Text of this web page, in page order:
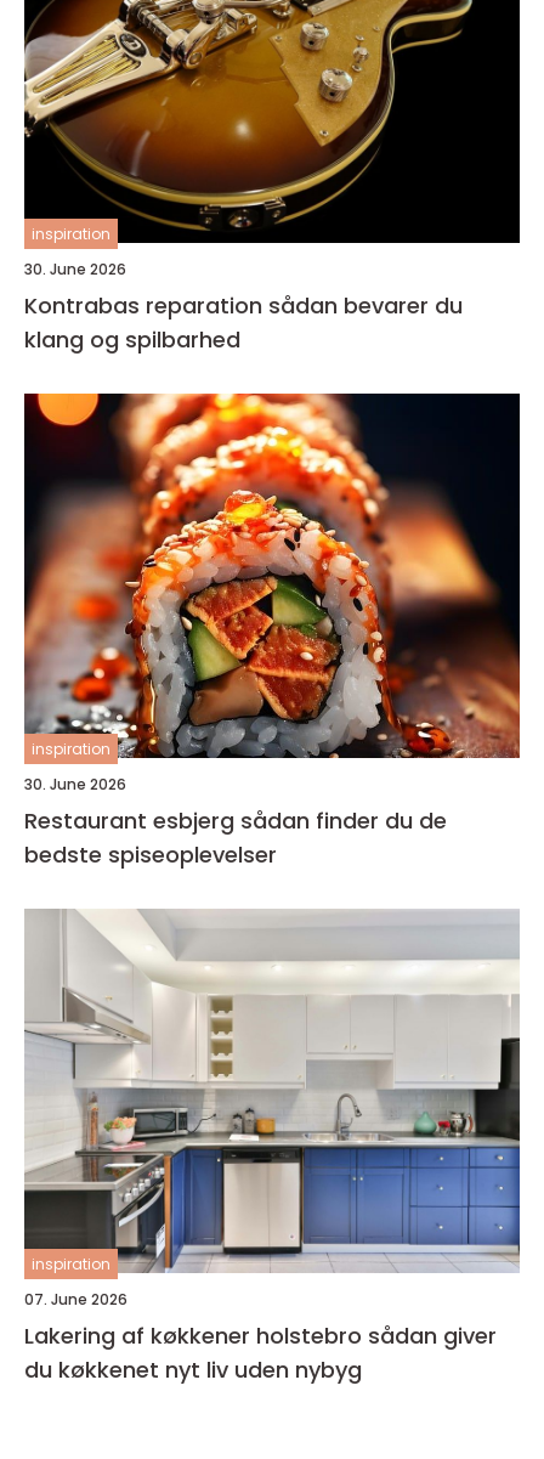
inspiration
30. June 2026
Kontrabas reparation sådan bevarer du
klang og spilbarhed
inspiration
30. June 2026
Restaurant esbjerg sådan finder du de
bedste spiseoplevelser
inspiration
07. June 2026
Lakering af køkkener holstebro sådan giver
du køkkenet nyt liv uden nybyg